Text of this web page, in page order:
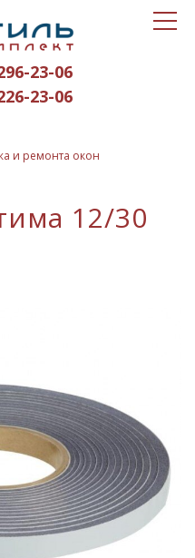
Итиль-
Комплект
logo23-06
23-06
Toggle
и ремонта окон
12/30